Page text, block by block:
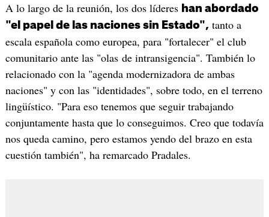
A lo largo de la reunión, los dos líderes han abordado
"el papel de las naciones sin Estado", tanto a
escala española como europea, para "fortalecer" el club
comunitario ante las "olas de intransigencia". También lo
relacionado con la "agenda modernizadora de ambas
naciones" y con las "identidades", sobre todo, en el terreno
lingüístico. "Para eso tenemos que seguir trabajando
conjuntamente hasta que lo conseguimos. Creo que todavía
nos queda camino, pero estamos yendo del brazo en esta
cuestión también", ha remarcado Pradales.